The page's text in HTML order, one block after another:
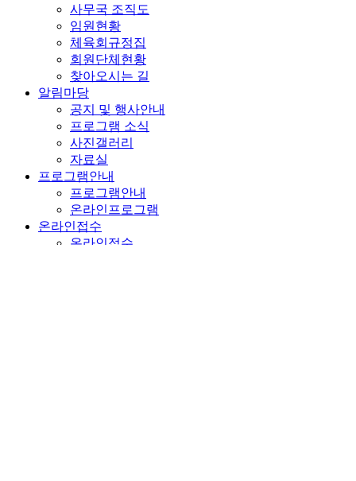
사무국 조직도
임원현황
체육회규정집
회원단체현황
찾아오시는 길
알림마당
공지 및 행사안내
프로그램 소식
사진갤러리
자료실
프로그램안내
프로그램안내
온라인프로그램
온라인접수
온라인접수